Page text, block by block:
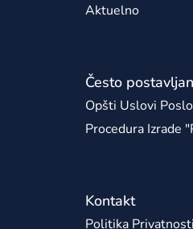
Aktuelno
Često
Opšti Uslovi
Procedura Izrade
Kontakt
Politika Privatnosti